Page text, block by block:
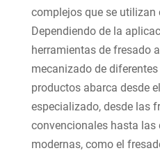
complejos que se
Dependiendo de la
herramientas de fresado
mecanizado de
productos abarca desde
especializado, desde las
convencionales hasta las
modernas, como el